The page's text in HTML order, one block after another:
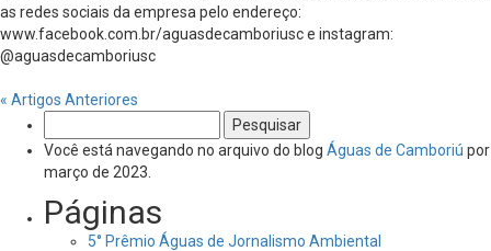
as redes sociais da empresa pelo endereço:
www.facebook.com.br/aguasdecamboriusc e instagram:
@aguasdecamboriusc
« Artigos Anteriores
por:
Você está navegando no arquivo do blog Águas de Camboriú por
março de 2023.
Páginas
5° Prêmio Águas de Jornalismo Ambiental